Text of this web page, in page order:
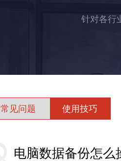
针对各行
常见问题 使用技巧
电脑数据备份怎